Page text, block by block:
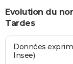
Evolution du
Tardes
Données
Insee)